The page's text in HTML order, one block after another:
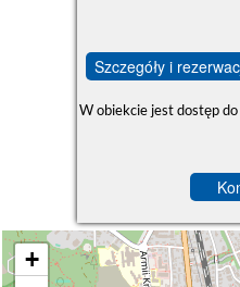
Szczegóły i
W obiekcie jest dostęp do
+